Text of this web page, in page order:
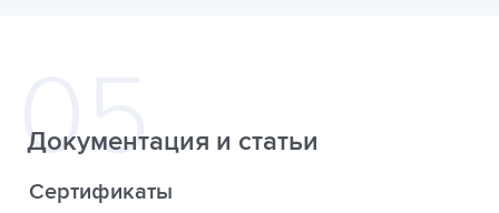
Документация и статьи
Сертификаты